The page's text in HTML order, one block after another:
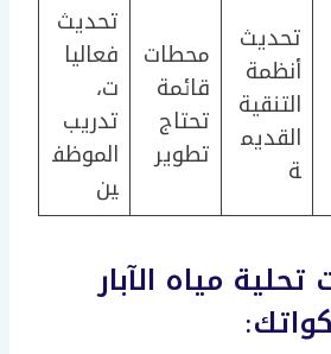
تحديث
أنظمة
التنقية
القديم
ة
محطات
قائمة
تحتاج
تطوير
تحديث
فعاليا
ت،
تدريب
الموظف
ين
مياه الآبار